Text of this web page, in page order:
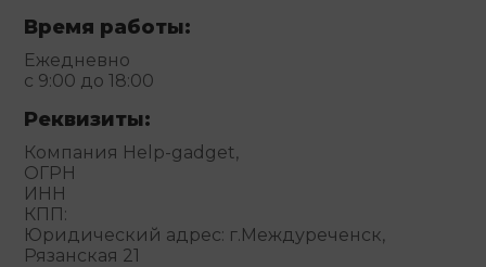
Время работы:
Ежедневно
с 9:00 до 18:00
Реквизиты:
Компания Help-gadget,
ОГРН
ИНН
КПП:
Юридический адрес: г.Междуреченск,
Рязанская 21